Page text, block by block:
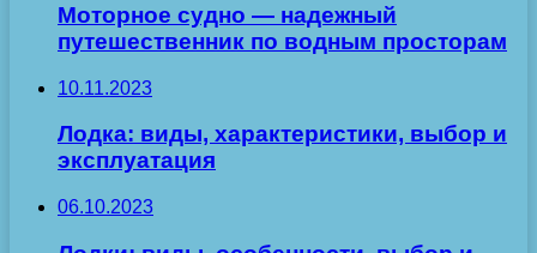
Моторное судно — надежный
путешественник по водным просторам
10.11.2023
Лодка: виды, характеристики, выбор и
эксплуатация
06.10.2023